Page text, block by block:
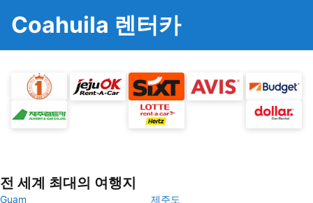
Coahuila 렌터카
전 세계 최대의 여행지
Guam
제주도